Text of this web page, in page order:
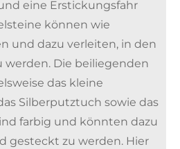
eine Erstickungsfahr
können wie
und dazu verleiten, in den
Die beiliegenden
das kleine
Silberputztuch sowie das
farbig und könnten dazu
gesteckt zu werden. Hier